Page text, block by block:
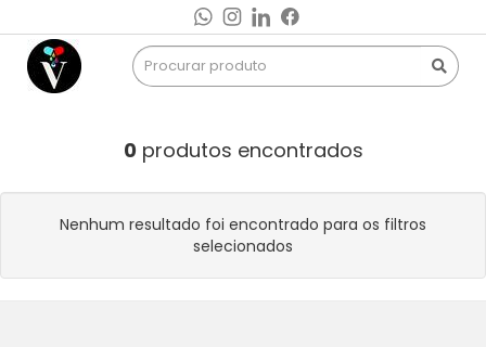
0 produtos encontrados
Nenhum resultado foi encontrado para os filtros
selecionados